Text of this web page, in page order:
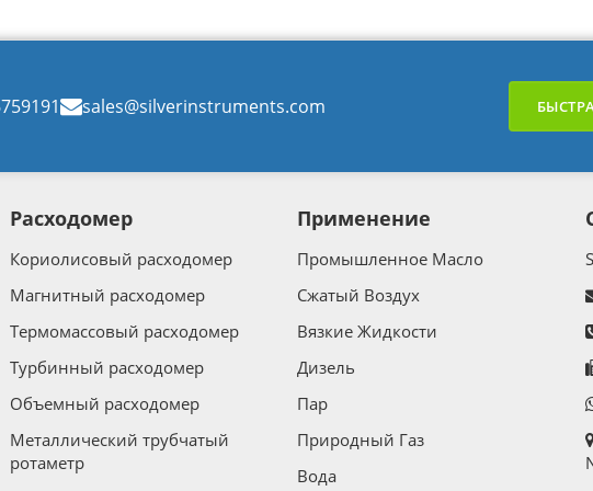
sales@silverinstruments.com
Расходомер
Кориолисовый расходомер
Магнитный расходомер
Термомассовый расходомер
Турбинный расходомер
Объемный расходомер
Металлический трубчатый
ротаметр
Применение
Промышленное Масло
Сжатый Воздух
Вязкие Жидкости
Дизель
Пар
Природный Газ
Вода